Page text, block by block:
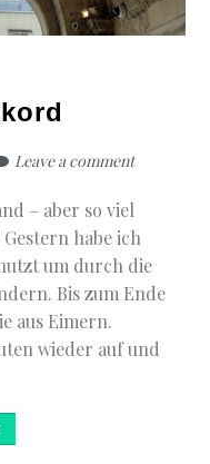
Leave a comment
– aber so viel
habe ich
um durch die
Bis zum Ende
aus Eimern.
wieder auf und